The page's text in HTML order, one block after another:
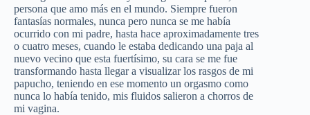
persona que amo más en el mundo. Siempre fueron
fantasías normales, nunca pero nunca se me había
ocurrido con mi padre, hasta hace aproximadamente tres
o cuatro meses, cuando le estaba dedicando una paja al
nuevo vecino que esta fuertísimo, su cara se me fue
transformando hasta llegar a visualizar los rasgos de mi
papucho, teniendo en ese momento un orgasmo como
nunca lo había tenido, mis fluidos salieron a chorros de
mi vagina.